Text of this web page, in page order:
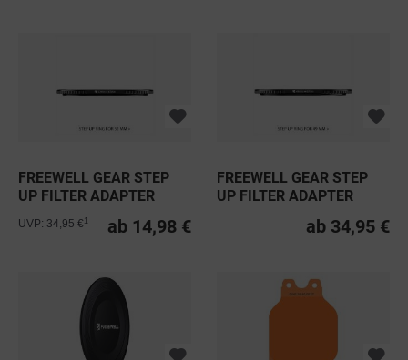
FREEWELL GEAR STEP
UP FILTER ADAPTER
RING 52MM
ab 14,98 €
UVP: 34,95 €
FREEWELL GEAR STEP
UP FILTER ADAPTER
ab 34,95 €